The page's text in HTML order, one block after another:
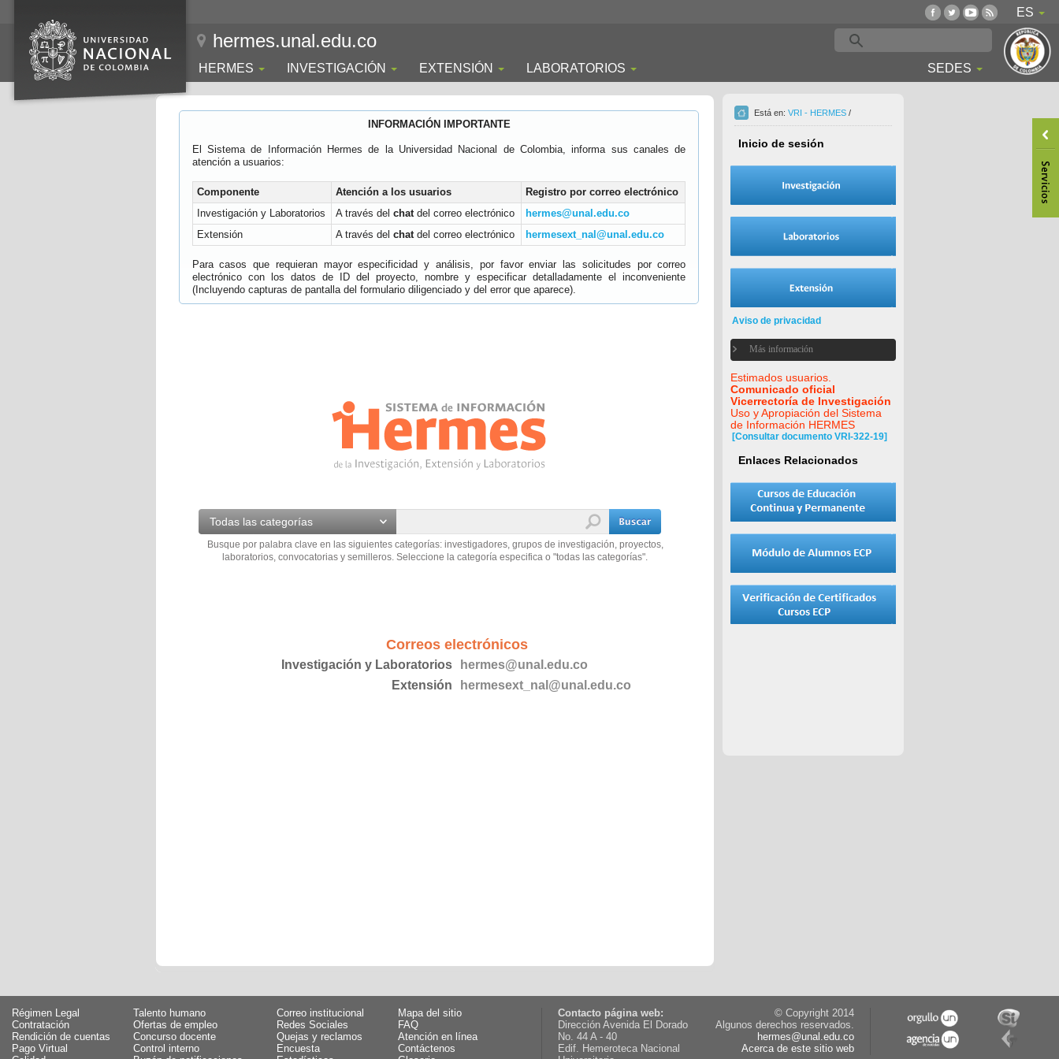
ES
hermes.unal.edu.co
HERMES INVESTIGACIÓN EXTENSIÓN LABORATORIOS SEDES
INFORMACIÓN IMPORTANTE
El Sistema de Información Hermes de la Universidad Nacional de Colombia, informa sus canales de
atención a usuarios:
Componente Atención a los usuarios
Registro por correo electrónico
Investigación y Laboratorios
A través del chatdel correo electrónico
hermes@unal.edu.co
Extensión
A través del chatdel correo electrónico hermesext_nal@unal.edu.co
Para casos que requieran mayor especificidad y análisis, por favor enviar las solicitudes por correo
electrónico con los datos de ID del proyecto, nombre y especificar detalladamente el inconveniente
(Incluyendo capturas de pantalla del formulario diligenciado y del error que aparece).
Todas las categorías
Busque por palabra clave en las siguientes categorías: investigadores, grupos de investigación, proyectos,
laboratorios, convocatorias y semilleros. Seleccione la categoría especifica o "todas las categorías".
Correos electrónicos
Investigación y Laboratorios
hermes@unal.edu.co
Extensión
hermesext_nal@unal.edu.co
Está en: VRI - HERMES /
Inicio de sesión
Aviso de privacidad
Más información
Estimados usuarios.
Comunicado oficial
Vicerrectoría de Investigación
Uso y Apropiación del Sistema
de Información HERMES
[Consultar documento VRI-322-19]
Enlaces Relacionados
Régimen Legal
Talento humano
Contratación
Ofertas de empleo
Rendición de cuentas
Concurso docente
Pago Virtual
Control interno
Correo institucional
Mapa del sitio
Redes Sociales
FAQ
Quejas y reclamos
Atención en línea
Encuesta
Contáctenos
Contacto página web:
Dirección Avenida El Dorado
No. 44 A - 40
Edif. Hemeroteca Nacional
© Copyright 2014
Algunos derechos reservados.
hermes@unal.edu.co
Acerca de este sitio web